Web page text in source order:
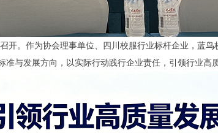
。作为协会理事单位、四川校服行业标杆企业，蓝鸟
与发展方向，以实际行动践行企业责任，引领行业高